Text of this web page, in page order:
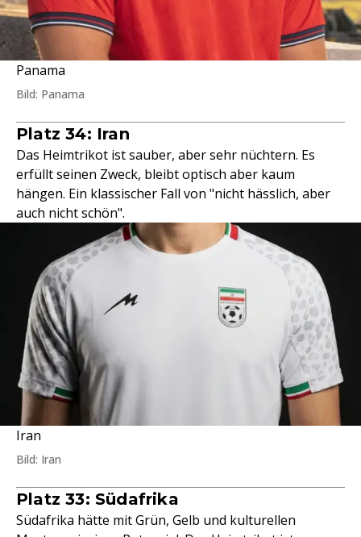
Panama
Bild: Panama
Platz 34: Iran
Das Heimtrikot ist sauber, aber sehr nüchtern. Es
erfüllt seinen Zweck, bleibt optisch aber kaum
hängen. Ein klassischer Fall von "nicht hässlich, aber
auch nicht schön".
Iran
Bild: Iran
Platz 33: Südafrika
Südafrika hätte mit Grün, Gelb und kulturellen